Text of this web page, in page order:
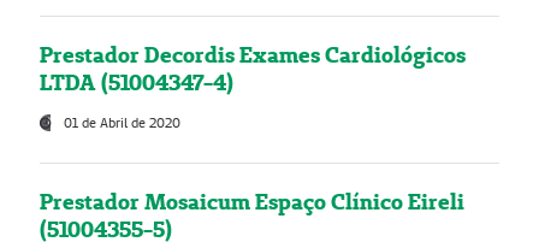
Prestador Decordis Exames Cardiológicos
LTDA (51004347-4)
01 de Abril de 2020
Prestador Mosaicum Espaço Clínico Eireli
(51004355-5)